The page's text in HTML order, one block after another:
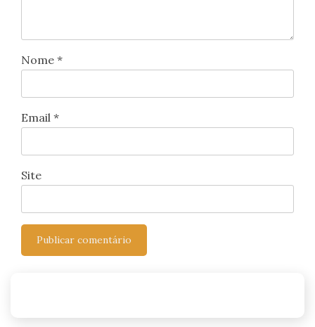
Nome *
Email *
Site